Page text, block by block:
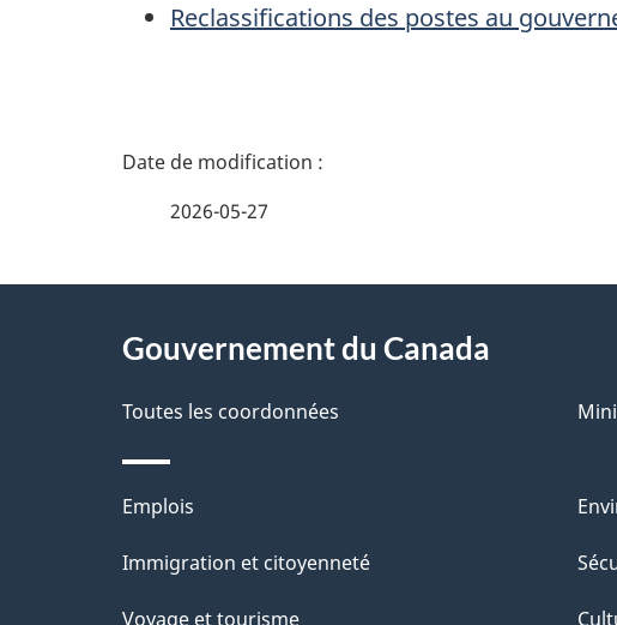
Reclassifications des postes au
D
a
l
s
d
e
2026-05-27
proposGouvernement du Canada
Toutes les coordonnées
Thèmes
et
Emplois
Immigration et citoyenneté
Voyage et tourisme